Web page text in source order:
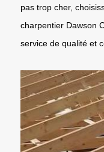
pas trop cher,
charpentier Dawson
service de qualité et